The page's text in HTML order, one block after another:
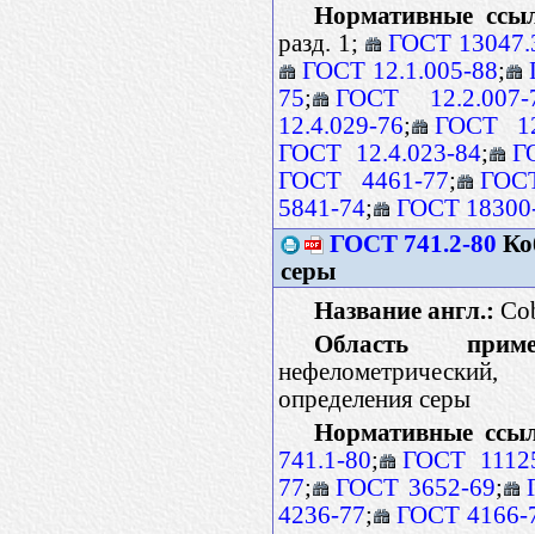
Нормативные
разд. 1;
ГОСТ
ГОСТ 12.1.005-88;
75;
ГОСТ 12.2.007-
12.4.029-76;
ГОСТ
ГОСТ 12.4.023-84;
ГОСТ 4461-77;
5841-74;
ГОСТ
ГОСТ 741.2-80
серы
Название англ.:
Область
определения серы
Нормативные
741.1-80;
ГОСТ
77; ГОСТ 3652-69;
4236-77;
ГОСТ 4166-